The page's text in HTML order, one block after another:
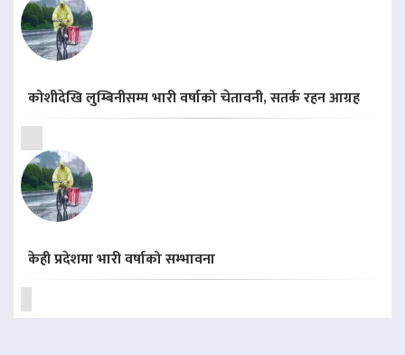
कोशीदेखि लुम्बिनीसम्म भारी वर्षाको चेतावनी, सतर्क रहन आग्रह
केही प्रदेशमा भारी वर्षाको सम्भावना